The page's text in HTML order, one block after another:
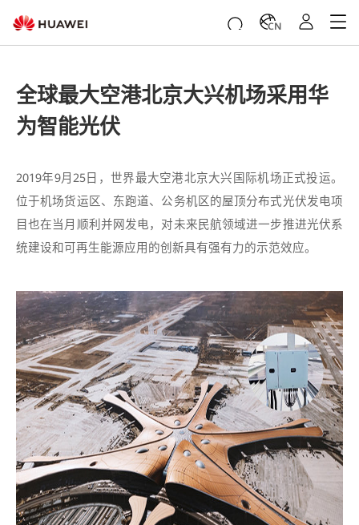
CN
全球最大空港北京大兴机场采用华
为智能光伏
2019年9月25日，世界最大空港北京大兴国际机场正式投运。
位于机场货运区、东跑道、公务机区的屋顶分布式光伏发电项
目也在当月顺利并网发电，对未来民航领域进一步推进光伏系
统建设和可再生能源应用的创新具有强有力的示范效应。